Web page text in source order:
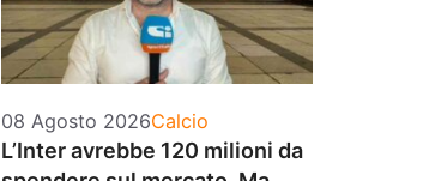
08 Agosto 2026Categorie
Calcio
L’Inter avrebbe 120 milioni da